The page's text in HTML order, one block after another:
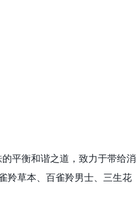
平衡和谐之道，致力于带给消
羚草本、百雀羚男士、三生花